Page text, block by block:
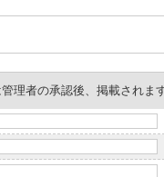
理者の承認後、掲載されま